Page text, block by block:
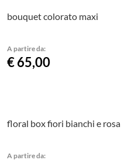
bouquet colorato maxi
A partire da:
€ 65,00
floral box fiori bianchi e rosa
A partire da: